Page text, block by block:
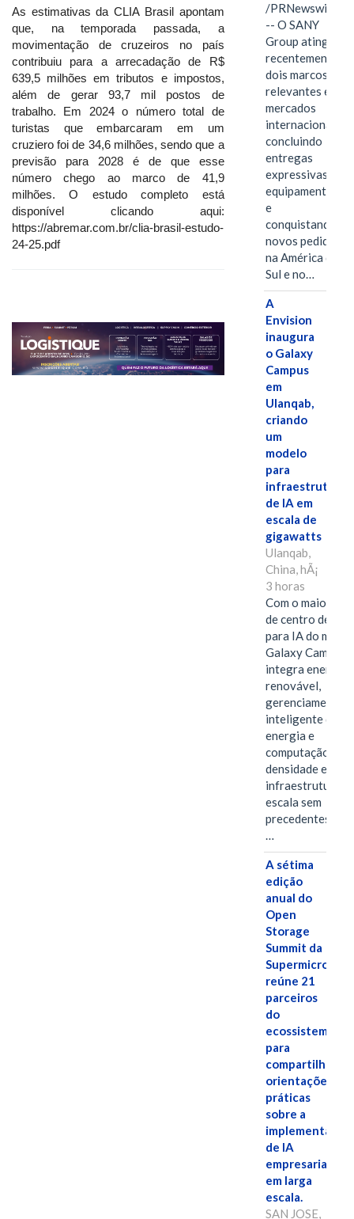
As estimativas da CLIA Brasil apontam
que, na temporada passada, a
movimentação de cruzeiros no país
contribuiu para a arrecadação de R$
639,5 milhões em tributos e impostos,
além de gerar 93,7 mil postos de
trabalho. Em 2024 o número total de
turistas que embarcaram em um
cruziero foi de 34,6 milhões, sendo que a
previsão para 2028 é de que esse
número chego ao marco de 41,9
milhões. O estudo completo está
disponível clicando aqui:
https://abremar.com.br/clia-brasil-estudo-
24-25.pdf
/PRNewswire/
-- O SANY
Group atingiu
recentemente
dois marcos
relevantes em
mercados
internacionais,
concluindo
entregas
expressivas de
equipamentos
e
conquistando
novos pedidos
na América do
Sul e no…
A
Envision
inaugura
o Galaxy
Campus
em
Ulanqab,
criando
um
modelo
para
infraestrutura
de IA em
escala de
gigawatts
Ulanqab,
China, hÃ¡
3 horas
Com o maior
de centro de
para IA do
Galaxy Campus
integra energia
renovável,
gerenciamento
inteligente de
energia e
computação de
densidade em
infraestrutura
escala sem
…
A sétima
edição
anual do
Open
Storage
Summit da
Supermicro
reúne 21
parceiros
do
ecossistema
para
compartilhar
orientações
práticas
sobre a
implementação
de IA
empresarial
em larga
escala.
SAN JOSE,